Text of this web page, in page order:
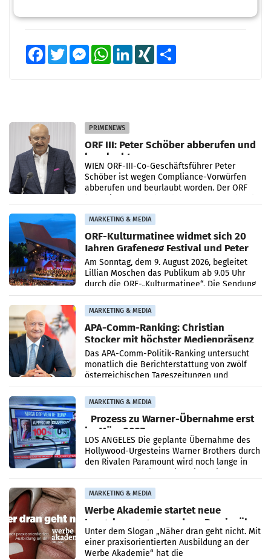
FacebookTwitter MessengerWhatsAppLinkedInXING
PRIMENEWS
ORF III: Peter Schöber abberufen und
beurlaubt
WIEN ORF-III-Co-Geschäftsführer Peter
Schöber ist wegen Compliance-Vorwürfen
abberufen und beurlaubt worden. Der ORF
MARKETING & MEDIA
ORF-Kulturmatinee widmet sich 20
Jahren Grafenegg Festival und Peter
Simonischek
Am Sonntag, dem 9. August 2026, begleitet
Lillian Moschen das Publikum ab 9.05 Uhr
durch die ORF-„Kulturmatinee“. Die Sendung
startet mit der Dokumentation „20 Jahre
Grafenegg
MARKETING & MEDIA
APA-Comm-Ranking: Christian
Stocker mit höchster Medienpräsenz
im Juli
Das APA-Comm-Politik-Ranking untersucht
monatlich die Berichterstattung von zwölf
österreichischen Tageszeitungen und
analysiert, welche Politikerinnen und
Politiker Österreichs die
MARKETING & MEDIA
Prozess zu Warner-Übernahme erst
im März 2027
LOS ANGELES Die geplante Übernahme des
Hollywood-Urgesteins Warner Brothers durch
den Rivalen Paramount wird noch lange in
MARKETING & MEDIA
Werbe Akademie startet neue
Imagekampagne rund um Praxisnähe
Unter dem Slogan „Näher dran geht nicht. Mit
einer praxisorientierten Ausbildung an der
Werbe Akademie“ hat die